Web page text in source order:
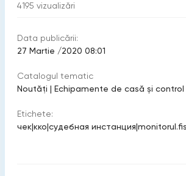
4195 vizualizări
Data publicării:
27 Martie /2020 08:01
Catalogul tematic
Noutăți | Echipamente de casă şi control
Etichete:
чек|кко|судебная инстанция|